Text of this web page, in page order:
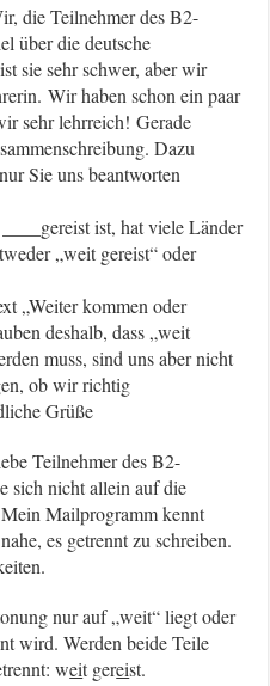
die Teilnehmer des B2-
über die deutsche
sie sehr schwer, aber wir
Wir haben schon ein paar
sehr lehrreich! Gerade
Dazu
Sie uns beantworten
ist, hat viele Länder
„weit gereist“ oder
„Weiter kommen oder
deshalb, dass „weit
muss, sind uns aber nicht
ob wir richtig
Grüße
Teilnehmer des B2-
sich nicht allein auf die
Mailprogramm kennt
es getrennt zu schreiben.
nur auf „weit“ liegt oder
wird. Werden beide Teile
weit gereist.